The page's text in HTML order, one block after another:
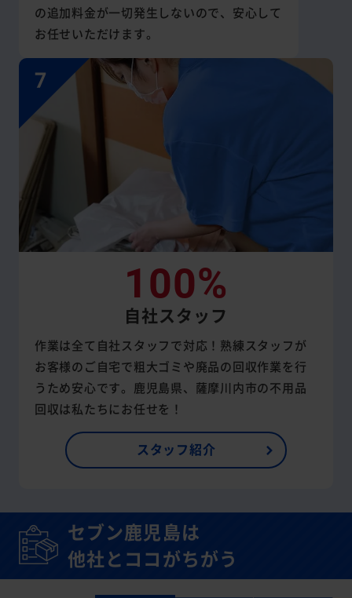
の追加料金が一切発生しないので、安心して
お任せいただけます。
100%
自社スタッフ
作業は全て自社スタッフで対応！熟練スタッフが
お客様のご自宅で粗大ゴミや廃品の回収作業を行
うため安心です。鹿児島県、薩摩川内市の不用品
回収は私たちにお任せを！
スタッフ紹介
セブン鹿児島は
他社とココがちがう